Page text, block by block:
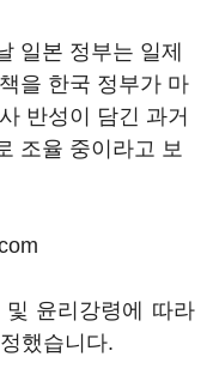
일본 정부는 일제
을 한국 정부가 마
반성이 담긴 과거
조율 중이라고 보
윤리강령에 따라
했습니다.